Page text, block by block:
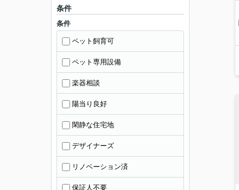
条件
条件
ペット飼育可
ペット専用設備
楽器相談
陽当り良好
閑静な住宅地
デザイナーズ
リノベーション済
保証人不要